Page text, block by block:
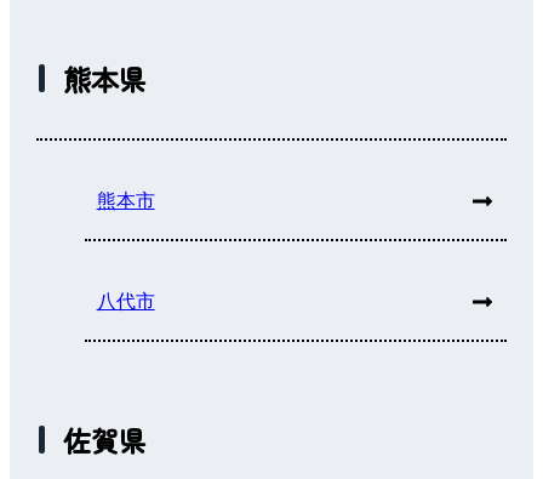
熊本県
熊本市
八代市
佐賀県